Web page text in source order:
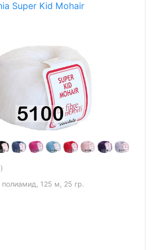
Super Kid Mohair
125 м, 25 гр.